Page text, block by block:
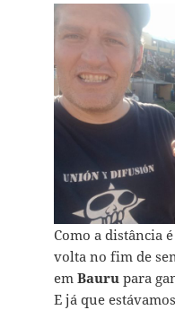
Como a distância
volta no fim de
em Baurupara
E já que